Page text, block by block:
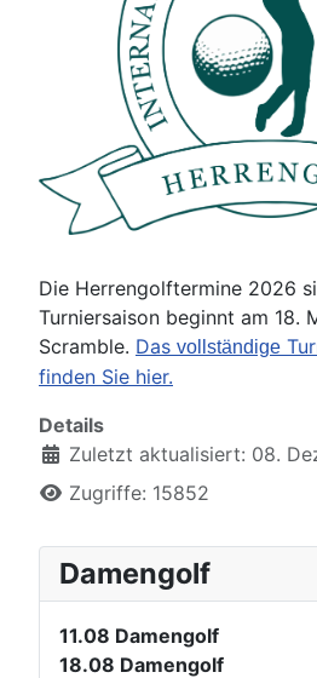
Die Herrengolftermine 2026
Turniersaison beginnt am 18.
Scramble. Das vollständige
finden Sie hier.
Details
Zuletzt aktualisiert: 08.
Zugriffe: 15852
Damengolf
11.08 Damengolf
18.08 Damengolf